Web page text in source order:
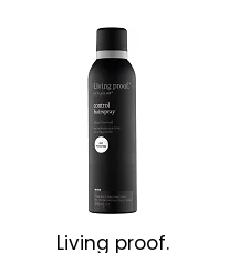
Living proof.